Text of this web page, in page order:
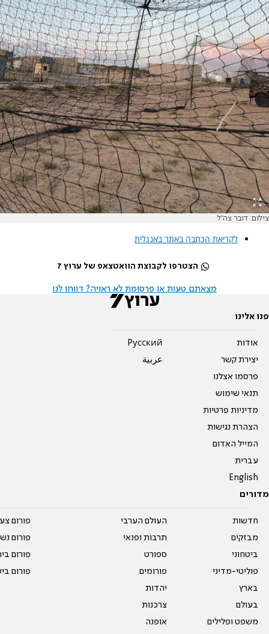
צילום: דובר צה"ל
לקריאת הכתבה באתר באנגלית
הצטרפו לקבוצת הוואטצאפ של ערוץ 7
מצאתם טעות או פרסומת לא ראויה? דווחו לנו
פנו אלינו
אודות
יצירת קשר
פרסמו אצלנו
תנאי שימוש
מדיניות פרטיות
הצהרת נגישות
המייל האדום
עברית
English
Pусский
عربية
מדורים
חדשות
מבזקים
ביטחוני
פוליטי-מדיני
בארץ
בעולם
משפט ופלילים
העולם הערבי
תרבות ופנאי
ספורט
פורומים
יהדות
צרכנות
אופנה
פורום
פורום
פורום
פורום